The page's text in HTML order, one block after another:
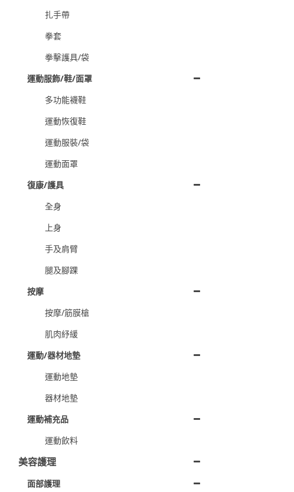
扎手帶
拳套
拳擊護具/袋
運動服飾/鞋/面罩
多功能襪鞋
運動恢復鞋
運動服裝/袋
運動面罩
復康/護具
全身
上身
手及肩臂
腿及腳踝
按摩
按摩/筋膜槍
肌肉紓緩
運動/器材地墊
運動地墊
器材地墊
運動補充品
運動飲料
美容護理
面部護理